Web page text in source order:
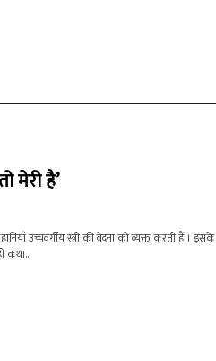
मेरी है’
उच्चवर्गीय स्त्री की वेदना को व्यक्त करती हैं । इसके
कथा...